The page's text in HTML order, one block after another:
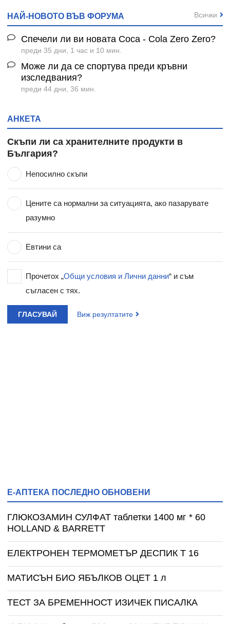
НАЙ-НОВОТО ВЪВ ФОРУМА
Спечели ли ви новата Coca - Cola Zero Zero?
преди 35 дни, 1 час и 10 мин.
Може ли да се спортува преди кръвни
изследвания?
преди 44 дни, 36 мин.
Всички
АНКЕТА
Скъпи ли са хранителните продукти в
България?
Непосилно скъпи
Цените са нормални за ситуацията, ако пазарувате
разумно
Евтини са
Прочетох „Общи условия и Лични данни“ и съм
съгласен с тях.
ГЛАСУВАЙ Виж резултатите
Е-АПТЕКА ПОСЛЕДНО ОБНОВЕНИ
ГЛЮКОЗАМИН СУЛФАТ таблетки 1400 мг * 60
HOLLAND & BARRETT
ЕЛЕКТРОНЕН ТЕРМОМЕТЪР ДЕСПИК T 16
МАТИСЪН БИО ЯБЪЛКОВ ОЦЕТ 1 л
ТЕСТ ЗА БРЕМЕННОСТ ИЗИЧЕК ПИСАЛКА